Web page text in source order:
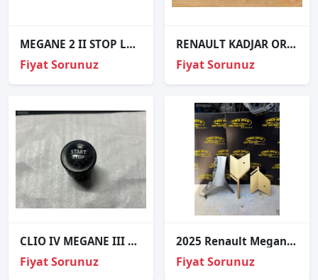
MEGANE 2 II STOP LAMBASI DUYSUZ SAĞ SOL 2003-
Fiyat Sorunuz
RENAULT KADJAR ORJINAL ÇIKMA SOL FAR
Fiyat Sorunuz
CLIO IV MEGANE III KADJAR START STOP BUTONU ORJİNAL 251506978R
Fiyat Sorunuz
2025 Renault Megane E Tech sis kapağı Ve çerçeve
Fiyat Sorunuz